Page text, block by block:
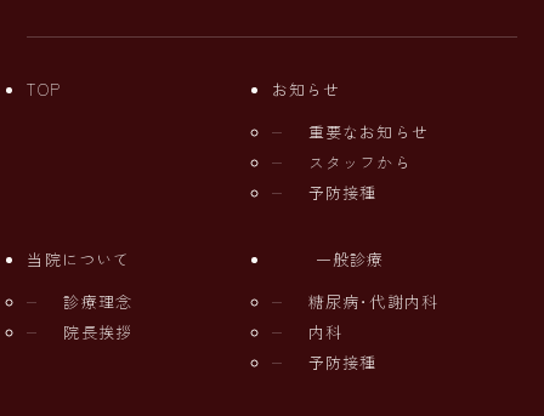
TOP
お知らせ
重要なお知らせ
スタッフから
予防接種
当院について
診療理念
院長挨拶
一般診療
糖尿病･代謝内科
内科
予防接種